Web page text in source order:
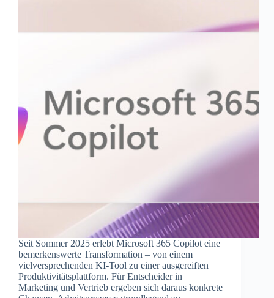
Seit Sommer 2025 erlebt Microsoft 365 Copilot eine
bemerkenswerte Transformation – von einem
vielversprechenden KI-Tool zu einer ausgereiften
Produktivitätsplattform. Für Entscheider in
Marketing und Vertrieb ergeben sich daraus konkrete